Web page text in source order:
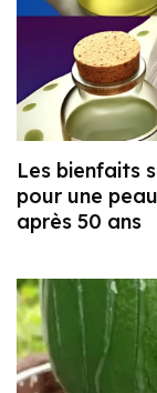
Les bienfaits
pour une
après 50 ans